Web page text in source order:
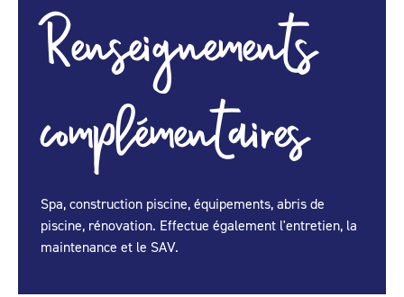
Renseignements
complémentaires
Spa, construction piscine, équipements, abris de
piscine, rénovation. Effectue également l'entretien, la
maintenance et le SAV.